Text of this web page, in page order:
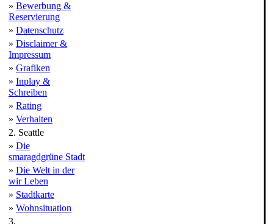
» Bewerbung &
Reservierung
» Datenschutz
» Disclaimer &
Impressum
» Grafiken
» Inplay &
Schreiben
» Rating
» Verhalten
2. Seattle
» Die
smaragdgrüne Stadt
» Die Welt in der
wir Leben
» Stadtkarte
» Wohnsituation
3.